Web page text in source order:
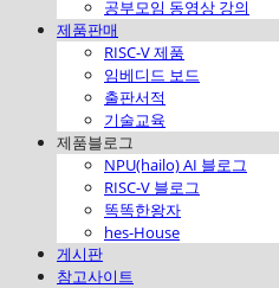
공부모임 동영상 강의
제품판매
RISC-V 제품
임베디드 보드
출판서적
기술교육
제품블로그
NPU(hailo) AI 블로그
RISC-V 블로그
똑똑한왕자
hes-House
게시판
참고사이트